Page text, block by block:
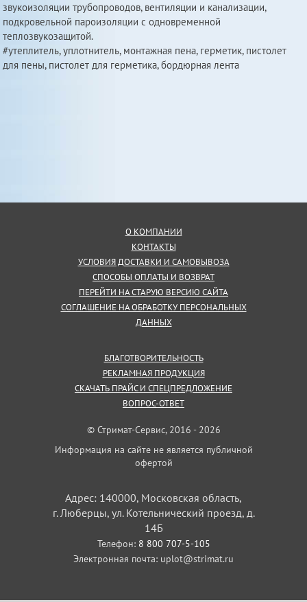
звукоизоляции трубопроводов, вентиляции и канализации,
подкровельной пароизоляции с одновременной
теплозвукозащитой.
#утеплитель, уплотнитель, монтажная пена, герметик, пистолет
для пены, пистолет для герметика, бордюрная лента
О КОМПАНИИ
КОНТАКТЫ
УСЛОВИЯ ДОСТАВКИ И САМОВЫВОЗА
СПОСОБЫ ОПЛАТЫ И ВОЗВРАТ
ПЕРЕЙТИ НА СТАРУЮ ВЕРСИЮ САЙТА
СОГЛАШЕНИЕ НА ОБРАБОТКУ ПЕРСОНАЛЬНЫХ
ДАННЫХ
БЛАГОТВОРИТЕЛЬНОСТЬ
РЕКЛАМНАЯ ПРОДУКЦИЯ
СКАЧАТЬ ПРАЙС И СПЕЦПРЕДЛОЖЕНИЕ
ВОПРОС-ОТВЕТ
© Стримат-Сервис, 2016 - 2026
Информация на сайте не является публичной
офертой
Адрес: 140000, Московская область,
г. Люберцы, ул. Котельнический проезд, д.
14Б
Телефон: 8 800 707-5-105
Электронная почта: uplot@strimat.ru